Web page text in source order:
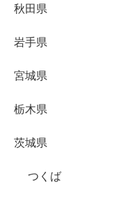
秋田県
岩手県
宮城県
栃木県
茨城県
つくば